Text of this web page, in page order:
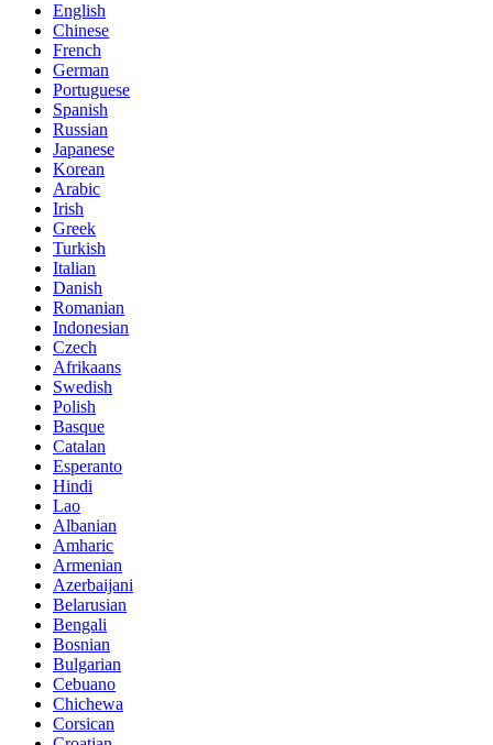
English
Chinese
French
German
Portuguese
Spanish
Russian
Japanese
Korean
Arabic
Irish
Greek
Turkish
Italian
Danish
Romanian
Indonesian
Czech
Afrikaans
Swedish
Polish
Basque
Catalan
Esperanto
Hindi
Lao
Albanian
Amharic
Armenian
Azerbaijani
Belarusian
Bengali
Bosnian
Bulgarian
Cebuano
Chichewa
Corsican